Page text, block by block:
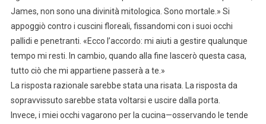
James, non sono una divinità mitologica. Sono mortale.» Si
appoggiò contro i cuscini floreali, fissandomi con i suoi occhi
pallidi e penetranti. «Ecco l’accordo: mi aiuti a gestire qualunque
tempo mi resti. In cambio, quando alla fine lascerò questa casa,
tutto ciò che mi appartiene passerà a te.»
La risposta razionale sarebbe stata una risata. La risposta da
sopravvissuto sarebbe stata voltarsi e uscire dalla porta.
Invece, i miei occhi vagarono per la cucina—osservando le tende